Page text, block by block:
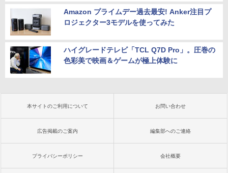
Amazon プライムデー過去最安! Anker注目プ
ロジェクター3モデルを使ってみた
ハイグレードテレビ「TCL Q7D Pro」。圧巻の
色彩美で映画＆ゲームが極上体験に
本サイトのご利用について お問い合わせ
広告掲載のご案内 編集部へのご連絡
プライバシーポリシー 会社概要